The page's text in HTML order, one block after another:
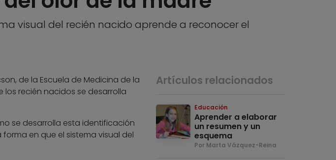
visual del recién nacido aprende a reconocer el
de la Escuela de Medicina de la
los recién nacidos se desarrolla
se desarrolla esta identificación
en que el sistema visual del
Artículos relacionados
Educación
Aprender a elaborar
un resumen y un
esquema
Por Marta Vázquez-Reina